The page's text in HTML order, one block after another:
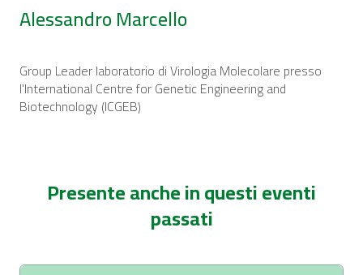
Alessandro Marcello
Group Leader laboratorio di Virologia Molecolare presso
l'International Centre for Genetic Engineering and
Biotechnology (ICGEB)
Presente anche in questi eventi
passati